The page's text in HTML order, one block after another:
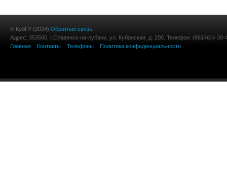
© КубГУ (2024) Обратная связь
Адрес: 353560, г.Славянск-на-Кубани, ул. Кубанская, д. 200. Телефон: (86146)4-30-
Главная
Контакты Телефоны Политика конфиденциальности